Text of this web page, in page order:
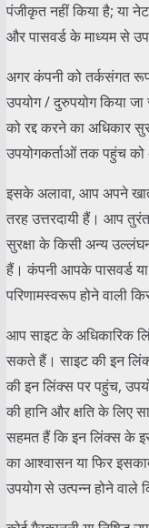
पंजीकृत नहीं किया है; या
और पासवर्ड के माध्यम से
अगर कंपनी को तर्कसंगत
उपयोग / दुरुपयोग किया
को रद्द करने का अधिकार
उपयोगकर्ताओं तक पहुंच को
इसके अलावा, आप अपने खाते
तरह उत्तरदायी हैं। आप
सुरक्षा के किसी अन्य
हैं। कंपनी आपके पासवर्ड
परिणामस्वरूप होने वाली
आप साइट के अधिकारिक
सकते हैं। साइट की इन
की इन लिंक्स पर पहुंच,
की हानि और क्षति के लिए
सहमत हैं कि इन लिंक्स के
का आश्वासन या फिर
उपयोग से उत्पन्न होने वाले